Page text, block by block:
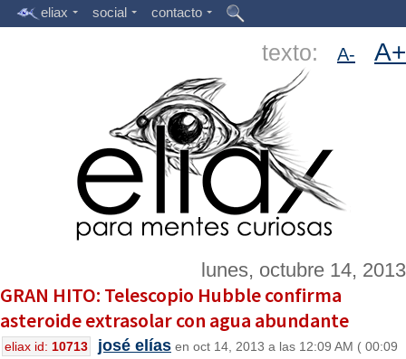
eliax social contacto
texto: A- A+
lunes, octubre 14, 2013
GRAN HITO: Telescopio Hubble confirma
asteroide extrasolar con agua abundante
eliax id: 10713 josé elías en oct 14, 2013 a las 12:09 AM ( 00:09